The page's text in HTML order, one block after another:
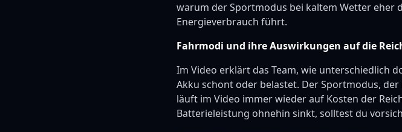
warum der Sportmodus bei kaltem Wetter eher
Energieverbrauch führt.
Fahrmodi und ihre Auswirkungen auf die
Im Video erklärt das Team, wie unterschiedlich
Akku schont oder belastet. Der Sportmodus,
läuft im Video immer wieder auf Kosten der
Batterieleistung ohnehin sinkt, solltest du